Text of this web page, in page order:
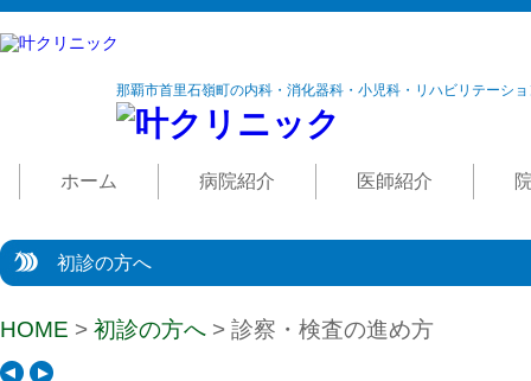
那覇市首里石嶺町の内科・消化器科・小児科・リハビリテーシ
ホーム 病院紹介 医師紹介
初診の方へ
HOME > 初診の方へ > 診察・検査の進め方